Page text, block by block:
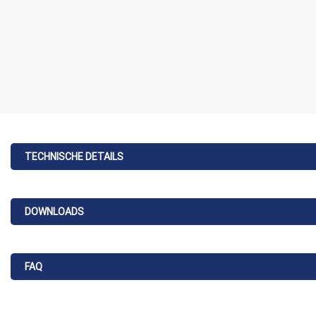
TECHNISCHE DETAILS
DOWNLOADS
FAQ